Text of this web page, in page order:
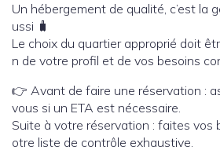
Un hébergement de qualité, c’est la
ussi 🧳
Le choix du quartier approprié doit
n de votre profil et de vos besoins
👉 Avant de faire une réservation :
vous si un ETA est nécessaire.
Suite à votre réservation : faites vos
otre liste de contrôle exhaustive.